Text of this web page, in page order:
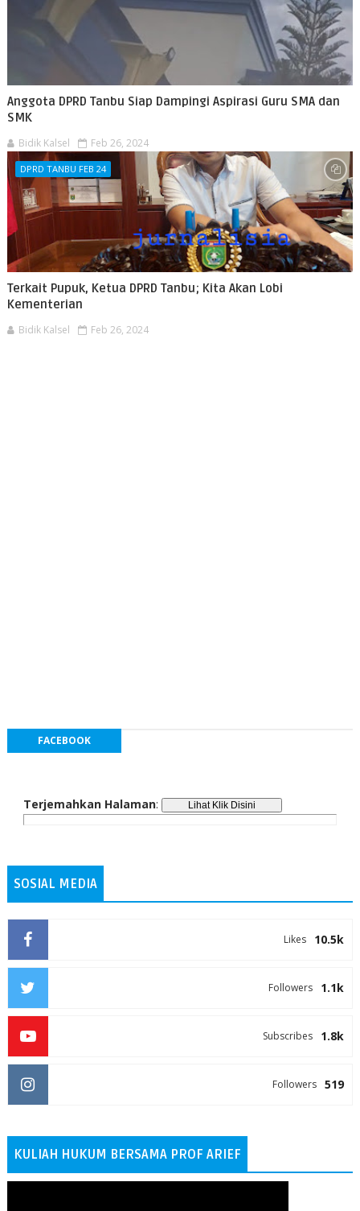
Anggota DPRD Tanbu Siap Dampingi Aspirasi Guru SMA dan
SMK
Bidik Kalsel Feb 26, 2024
DPRD TANBU FEB 24
Terkait Pupuk, Ketua DPRD Tanbu; Kita Akan Lobi
Kementerian
Bidik Kalsel Feb 26, 2024
FACEBOOK
Terjemahkan Halaman:
SOSIAL MEDIA
10.5k
Likes
1.1k
Followers
1.8k
Subscribes
519
Followers
KULIAH HUKUM BERSAMA PROF ARIEF